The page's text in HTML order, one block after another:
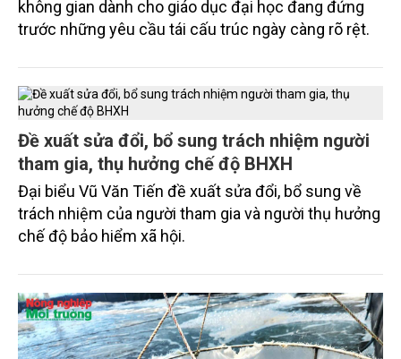
không gian dành cho giáo dục đại học đang đứng
trước những yêu cầu tái cấu trúc ngày càng rõ rệt.
Đề xuất sửa đổi, bổ sung trách nhiệm người
tham gia, thụ hưởng chế độ BHXH
Đại biểu Vũ Văn Tiến đề xuất sửa đổi, bổ sung về
trách nhiệm của người tham gia và người thụ hưởng
chế độ bảo hiểm xã hội.